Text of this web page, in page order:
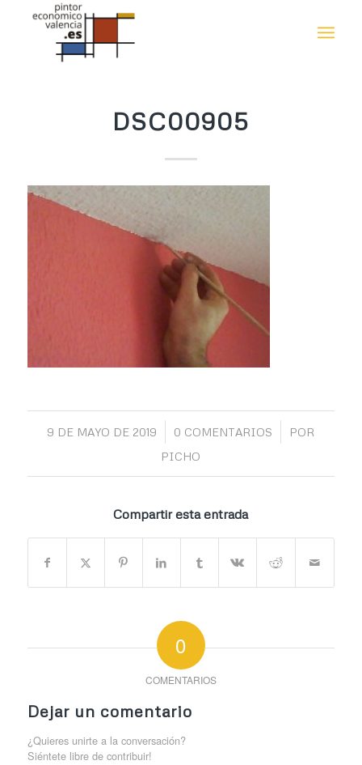
DSC00905
9 DE MAYO DE 2019
/ 0 COMENTARIOS
/
POR
PICHO
Compartir esta entrada
0
COMENTARIOS
Dejar un comentario
¿Quieres unirte a la conversación?
Siéntete libre de contribuir!